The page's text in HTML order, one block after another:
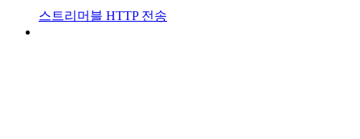
스트리머블 HTTP 전송